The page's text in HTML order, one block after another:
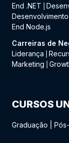
End .NET
End Node.js
Carreiras de
Liderança
Marketing
CURSOS
Graduação